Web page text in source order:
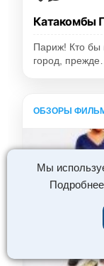
Мы
Катакомбы
Париж! Кто бы
город, прежде…
ОБЗОРЫ